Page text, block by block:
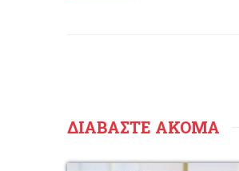
ΔΙΑΒΑΣΤΕ ΑΚΟΜΑ